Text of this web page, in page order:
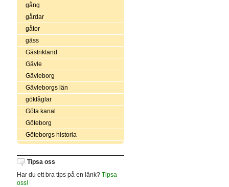
gång
gårdar
gåtor
gäss
Gästrikland
Gävle
Gävleborg
Gävleborgs län
gökfåglar
Göta kanal
Göteborg
Göteborgs historia
Tipsa oss
Har du ett bra tips på en länk? Tipsa
oss!